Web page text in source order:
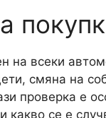
на всеки
смяна на
проверка е
какво се е